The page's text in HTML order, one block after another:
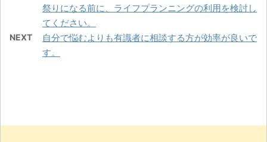
祭りになる前に、ライフプランニングの利用を検討し
てください。
NEXT
自分で悩むよりも有識者に相談する方が効率が良いで
す。